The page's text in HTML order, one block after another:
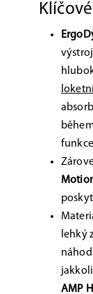
funkce
lehký
AMP